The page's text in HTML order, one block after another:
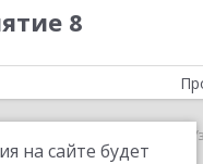
8
на сайте будет